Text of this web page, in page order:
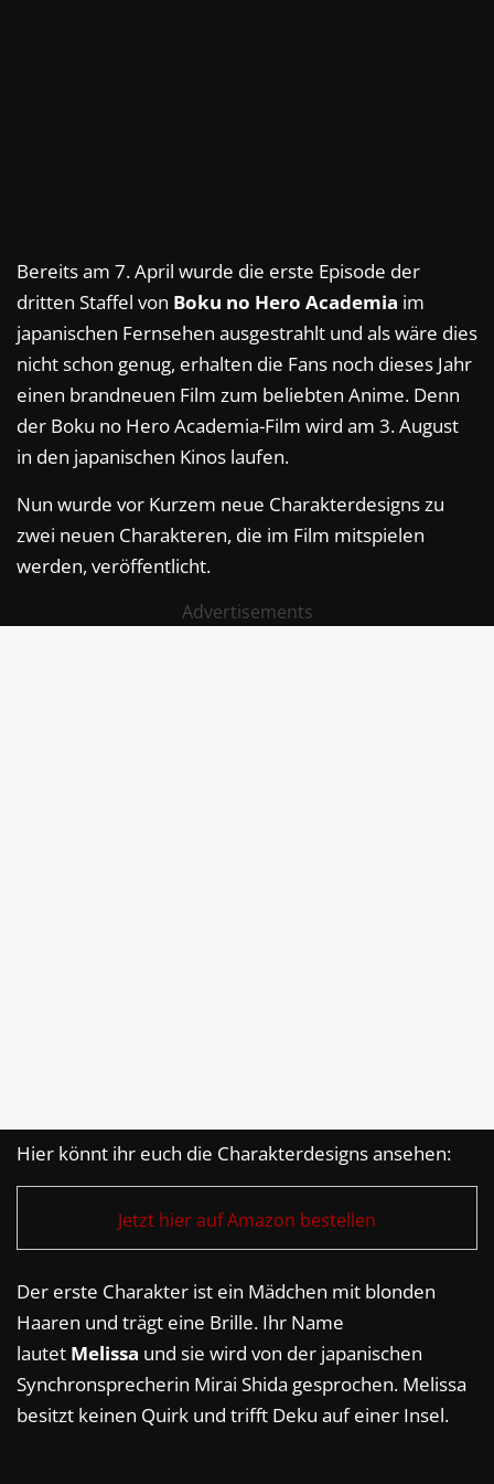
Bereits am 7. April wurde die erste Episode der
dritten Staffel von Boku no Hero Academia im
japanischen Fernsehen ausgestrahlt und als wäre dies
nicht schon genug, erhalten die Fans noch dieses Jahr
einen brandneuen Film zum beliebten Anime. Denn
der Boku no Hero Academia-Film wird am 3. August
in den japanischen Kinos laufen.
Nun wurde vor Kurzem neue Charakterdesigns zu
zwei neuen Charakteren, die im Film mitspielen
werden, veröffentlicht.
Advertisements
Hier könnt ihr euch die Charakterdesigns ansehen:
Jetzt hier auf Amazon bestellen
Der erste Charakter ist ein Mädchen mit blonden
Haaren und trägt eine Brille. Ihr Name
lautet Melissa und sie wird von der japanischen
Synchronsprecherin Mirai Shida gesprochen. Melissa
besitzt keinen Quirk und trifft Deku auf einer Insel.